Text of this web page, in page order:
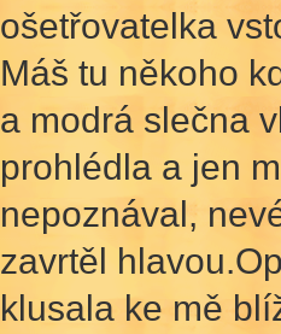
ošetřovatelka
Máš tu někoho
a modrá slečna
prohlédla a jen
nepoznával,
zavrtěl
klusala ke mě